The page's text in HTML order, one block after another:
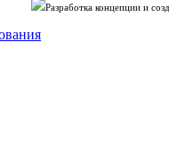
Разработка концепции и